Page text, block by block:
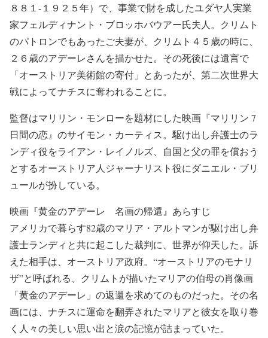
８８１-１９２５年）で、事業で財を成したユダヤ人実業
家フェルディナント・ブロッホバウアー氏夫人。クリムト
のパトロンでもあったご夫妻が、クリムト４５歳の時に、
２６歳のアデーレさんを描かせた。その死後には遺言で
「オーストリア美術館の寄付」とあったが、第二次世界大
戦によってナチスに奪われることに。
監督はマリリン・モンローを題材にした映画『マリリン 7
日間の恋』のサイモン・カーティス。駆け出し弁護士のラ
ンディ役をライアン・レイノルズ、自国と父の罪を償おう
とするオーストリア人ジャーナリスト役にダニエル・ブリ
ュールが扮している。
映画『黄金のアデーレ 名画の帰還』あらすじ
アメリカで暮らす82歳のマリア・アルトマンが駆け出し弁
護士ランディと共に起こした裁判に、世界が仰天した。訴
えた相手は、オーストリア政府。“オーストリアのモナリ
ザ”と呼ばれる、クリムトが描いたマリアの伯母の肖像画
「黄金のアデーレ」の返還を求めてのものだった。その名
画には、ナチスに運命を翻弄されたマリアと彼女を取り巻
く人々の美しい思い出と涙の記憶が詰まっていた。